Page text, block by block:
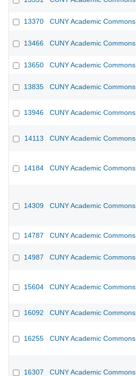
13370 CUNY Academic Commons
13466 CUNY Academic Commons
13650 CUNY Academic Commons
13835 CUNY Academic Commons
13946 CUNY Academic Commons
14113 CUNY Academic Commons
14184 CUNY Academic Commons
14309 CUNY Academic Commons
14787 CUNY Academic Commons
14987 CUNY Academic Commons
15604 CUNY Academic Commons
16092 CUNY Academic Commons
16255 CUNY Academic Commons
16307 CUNY Academic Commons